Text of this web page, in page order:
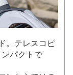
。テレスコピ
パクトで